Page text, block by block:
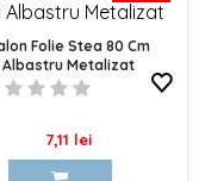
Folie Stea 80 Cm
Albastru Metalizat
Pret
7,11 lei